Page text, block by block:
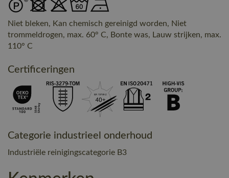
Niet bleken, Kan chemisch gereinigd worden, Niet
trommeldrogen, max. 60° C, Bonte was, Lauw strijken, max.
110° C
Certificeringen
Categorie industrieel onderhoud
Industriële reinigingscategorie B3